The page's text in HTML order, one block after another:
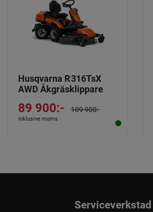
Husqvarna R 316TsX
AWD Åkgräsklippare
89 900:- 109 900:-
inklusive moms
Serviceverkstad